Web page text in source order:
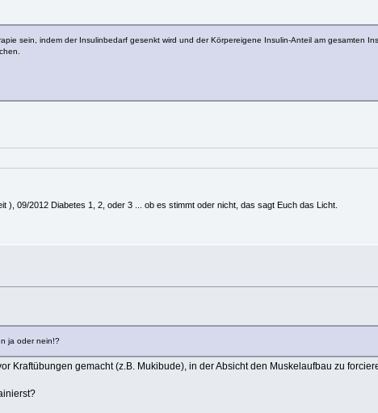
sein, indem der Insulinbedarf gesenkt wird und der Körpereigene Insulin-Anteil am gesamten
), 09/2012 Diabetes 1, 2, oder 3 ... ob es stimmt oder nicht, das sagt Euch das Licht.
ja oder nein!?
Kraftübungen gemacht (z.B. Mukibude), in der Absicht den Muskelaufbau zu